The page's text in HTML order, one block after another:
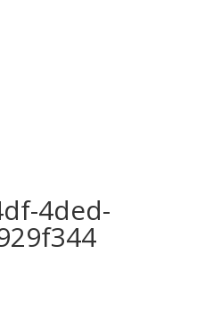
4ded-